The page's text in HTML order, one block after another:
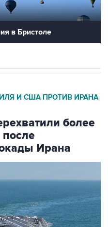
в Бристоле
И США ПРОТИВ ИРАНА
более
после
Ирана